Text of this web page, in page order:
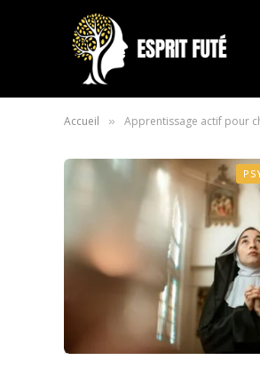
Accueil » Apprentissage actif pour